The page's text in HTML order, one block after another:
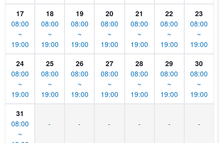
17
08:00
~
19:00
18
08:00
~
19:00
19
08:00
~
19:00
20
08:00
~
19:00
21
08:00
~
19:00
22
08:00
~
19:00
23
08:00
~
19:00
24
08:00
~
19:00
25
08:00
~
19:00
26
08:00
~
19:00
27
08:00
~
19:00
28
08:00
~
19:00
29
08:00
~
19:00
30
08:00
~
19:00
31
08:00
~
- - - - - -